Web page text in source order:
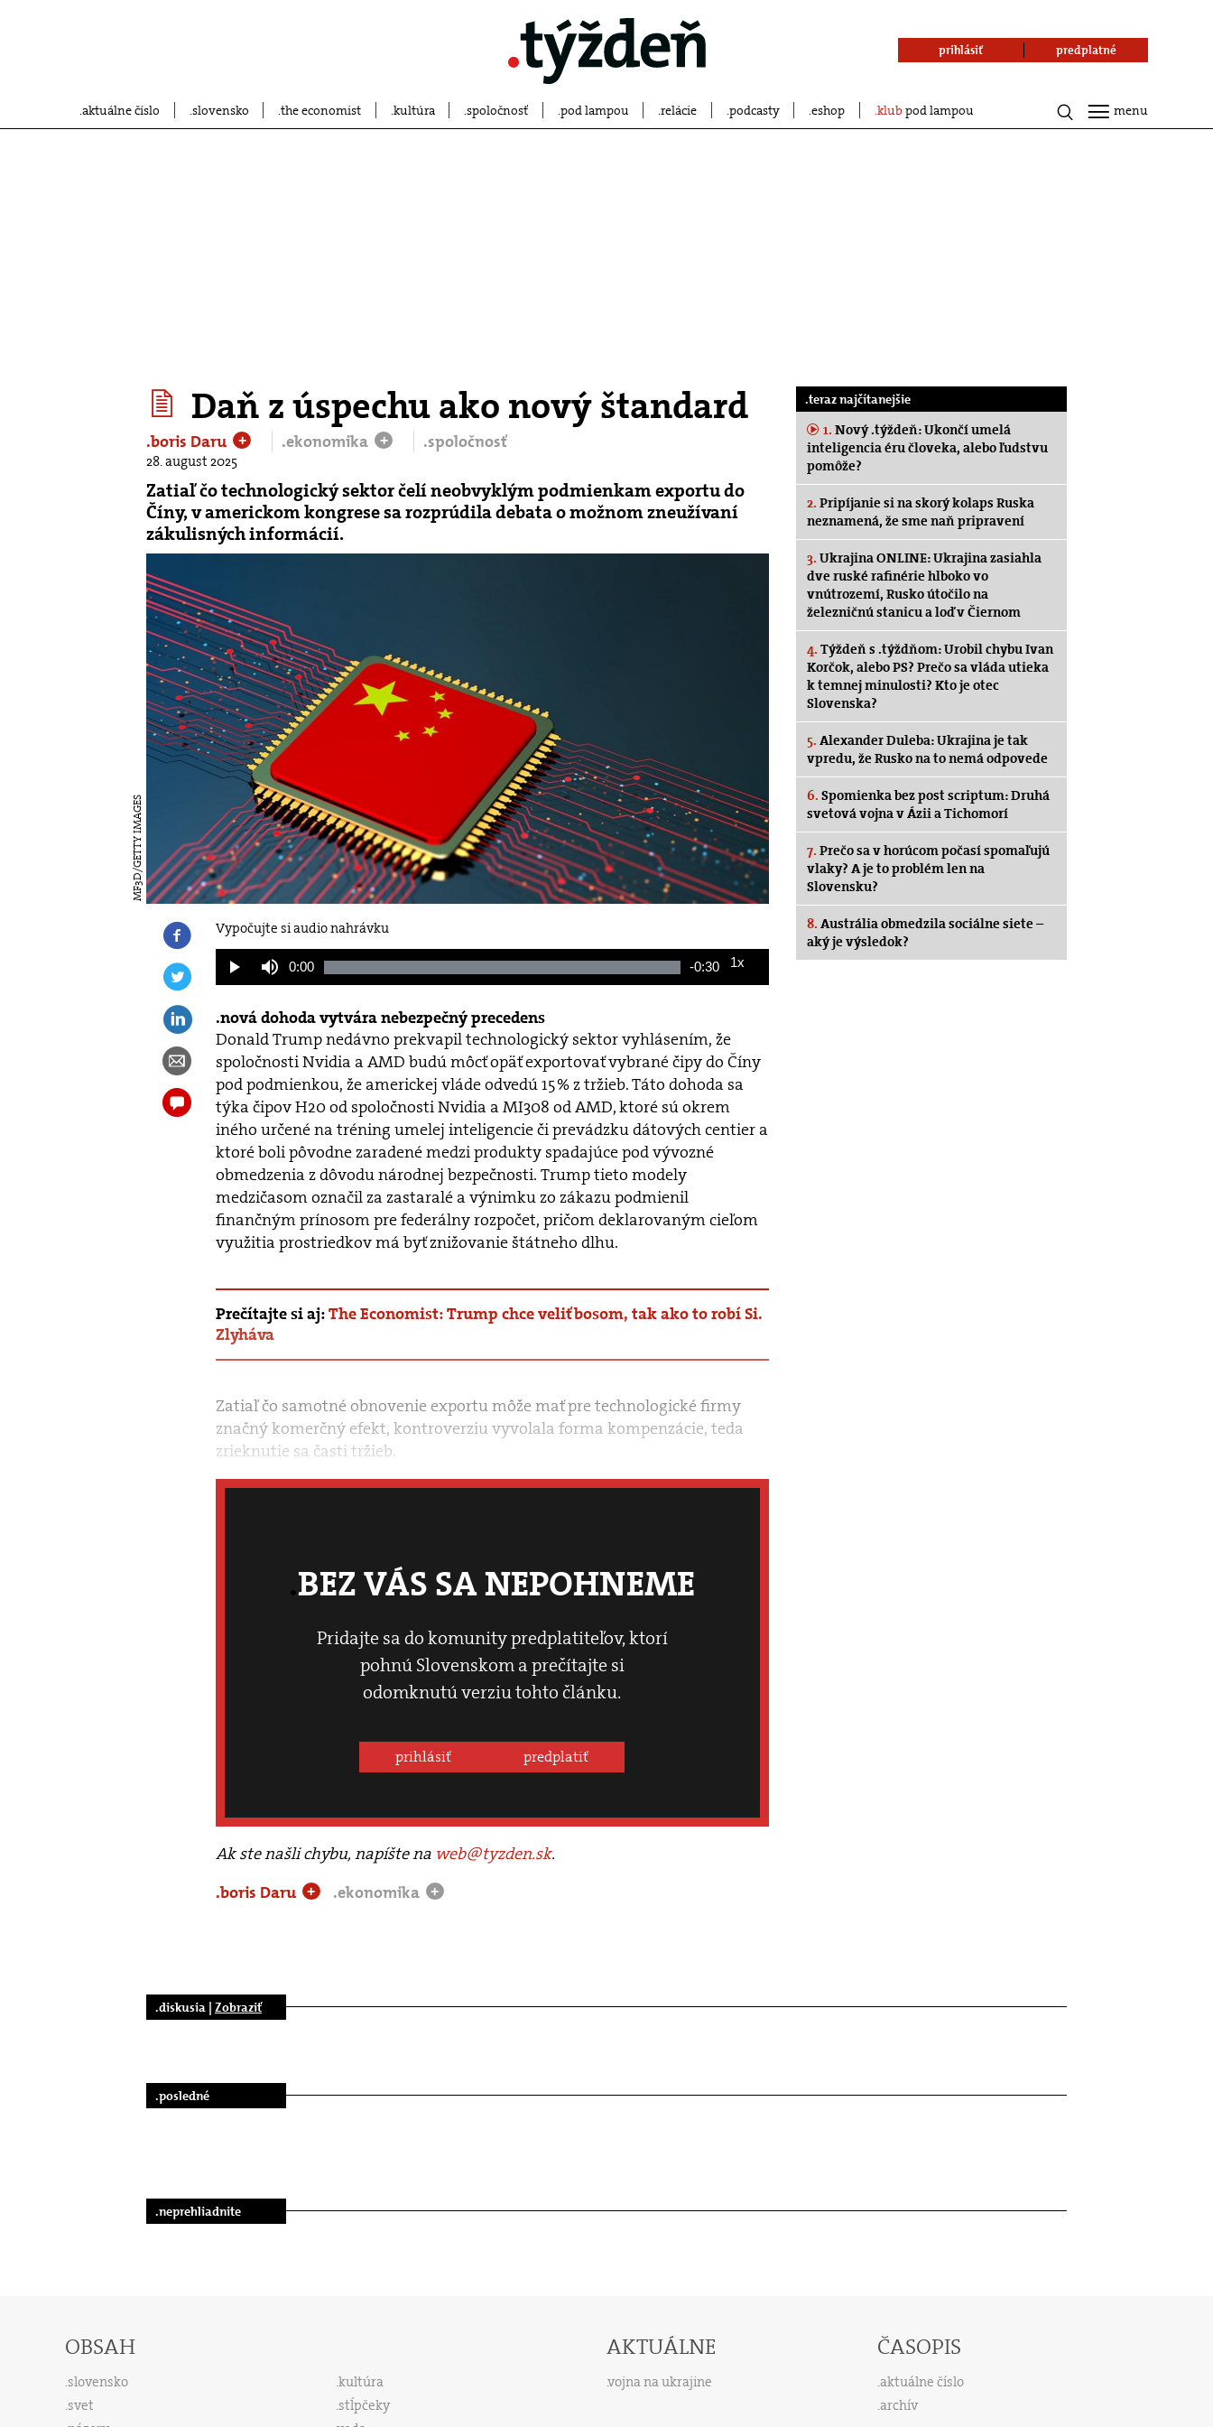
aktuálne číslo slovensko the economist kultúra spoločnosť pod lampou relácie podcasty eshop klubpod lampou
prihlásiť predplatné
menu
Daň z úspechu ako nový štandard
.boris Daru + .ekonomika + .spoločnosť
28. august 2025
Zatiaľ čo technologický sektor čelí neobvyklým podmienkam exportu do
Číny, v americkom kongrese sa rozprúdila debata o možnom zneužívaní
zákulisných informácií.
MF3D/GETTY IMAGES
Vypočujte si audio nahrávku
Play MuteCurrent
0:00
100.00%
Remaining
-0:30 1x
nová dohoda vytvára nebezpečný precedens
Donald Trump nedávno prekvapil technologický sektor vyhlásením, že
spoločnosti Nvidia a AMD budú môcť opäť exportovať vybrané čipy do Číny
pod podmienkou, že americkej vláde odvedú 15 % z tržieb. Táto dohoda sa
týka čipov H20 od spoločnosti Nvidia a MI308 od AMD, ktoré sú okrem
iného určené na tréning umelej inteligencie či prevádzku dátových centier a
ktoré boli pôvodne zaradené medzi produkty spadajúce pod vývozné
obmedzenia z dôvodu národnej bezpečnosti. Trump tieto modely
medzičasom označil za zastaralé a výnimku zo zákazu podmienil
finančným prínosom pre federálny rozpočet, pričom deklarovaným cieľom
využitia prostriedkov má byť znižovanie štátneho dlhu.
Prečítajte si aj:The Economist: Trump chce veliť bosom, tak ako to robí Si.
Zlyháva
Zatiaľ čo samotné obnovenie exportu môže mať pre technologické firmy
značný komerčný efekt, kontroverziu vyvolala forma kompenzácie, teda
zrieknutie sa časti tržieb.
BEZ VÁS SA NEPOHNEME
Pridajte sa do komunity predplatiteľov, ktorí
pohnú Slovenskom a prečítajte si
odomknutú verziu tohto článku.
prihlásiť predplatiť
Ak ste našli chybu, napíšte na web@tyzden.sk.
.boris Daru
+ .ekonomika +
.teraz najčítanejšie
1. Nový .týždeň: Ukončí umelá
inteligencia éru človeka, alebo ľudstvu
pomôže?
2. Pripíjanie si na skorý kolaps Ruska
neznamená, že sme naň pripravení
3. Ukrajina ONLINE: Ukrajina zasiahla
dve ruské rafinérie hlboko vo
vnútrozemí, Rusko útočilo na
železničnú stanicu a loď v Čiernom
4. Týždeň s .týždňom: Urobil chybu Ivan
Korčok, alebo PS? Prečo sa vláda utieka
k temnej minulosti? Kto je otec
Slovenska?
5. Alexander Duleba: Ukrajina je tak
vpredu, že Rusko na to nemá odpovede
6. Spomienka bez post scriptum: Druhá
svetová vojna v Ázii a Tichomorí
7. Prečo sa v horúcom počasí spomaľujú
vlaky? A je to problém len na
Slovensku?
8. Austrália obmedzila sociálne siete –
aký je výsledok?
.diskusia | Zobraziť
.posledné
.neprehliadnite
OBSAH
slovensko
svet
kultúra
stĺpčeky
AKTUÁLNE
vojna na ukrajine
ČASOPIS
aktuálne číslo
archív